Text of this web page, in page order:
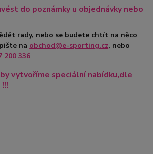
do poznámky u objednávky nebo
rady, nebo se budete chtít na něco
na obchod@e-sporting.cz, nebo
200 336
vytvoříme speciální nabídku,dle